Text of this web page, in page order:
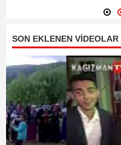
SON EKLENEN VİDEOLAR